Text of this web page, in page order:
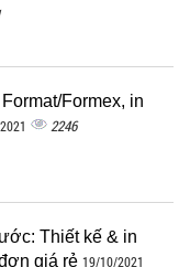
Formex, in
2246
Thiết kế & in
giá rẻ 19/10/2021